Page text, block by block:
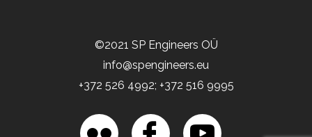
©2021 SP Engineers OÜ
info@spengineers.eu
+372 526 4992; +372 516 9995